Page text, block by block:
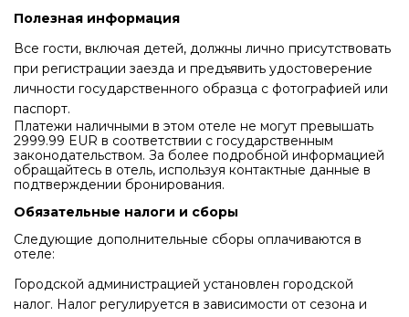
Полезная информация
Все гости, включая детей, должны лично присутствовать
при регистрации заезда и предъявить удостоверение
личности государственного образца с фотографией или
паспорт.
Платежи наличными в этом отеле не могут превышать
2999.99 EUR в соответствии с государственным
законодательством. За более подробной информацией
обращайтесь в отель, используя контактные данные в
подтверждении бронирования.
Обязательные налоги и сборы
Следующие дополнительные сборы оплачиваются в
отеле:
Городской администрацией установлен городской
налог. Налог регулируется в зависимости от сезона и